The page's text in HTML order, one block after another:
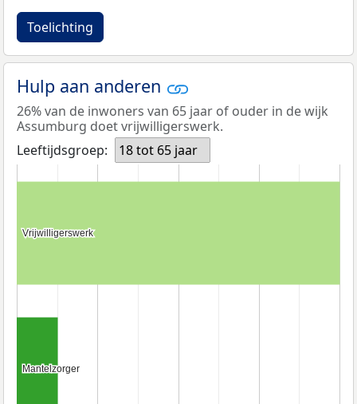
Toelichting
Hulp aan anderen
26% van de inwoners van 65 jaar of ouder in de wijk
Assumburg doet vrijwilligerswerk.
Leeftijdsgroep:
18 tot 65 jaar
Vrijwilligerswerk
Vrijwilligerswerk
Mantelzorger
Mantelzorger